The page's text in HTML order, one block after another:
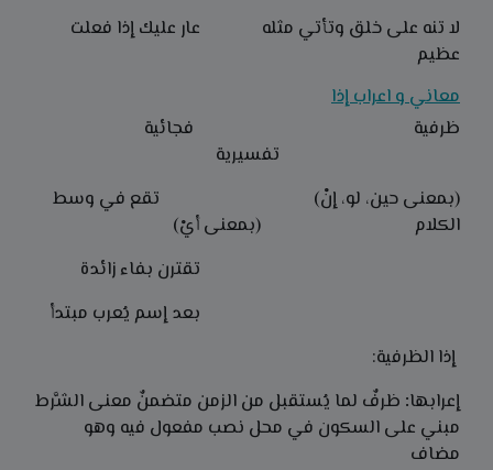
لا تنه على خلق وتأتي مثله عار عليك إذا فعلت
عظيم
معاني و اعراب إذا
ظرفية فجائية
تفسيرية
(بمعنى حين، لو، إنْ) تقع في وسط
الكلام (بمعنى أيْ)
تقترن بفاء زائدة
بعد إسم يُعرب مبتدأ
إذا الظرفية:
إعرابها: ظرفٌ لما يُستقبل من الزمن متضمنٌ معنى الشَّرط
مبني على السكون في محل نصب مفعول فيه وهو
مضاف